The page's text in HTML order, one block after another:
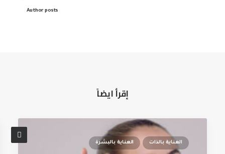
Author posts
إقرأ ايضاً
العناية بالذات العناية بالبشرة